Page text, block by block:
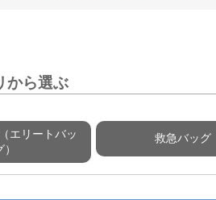
から選ぶ
エリートバッ
救急バッグ